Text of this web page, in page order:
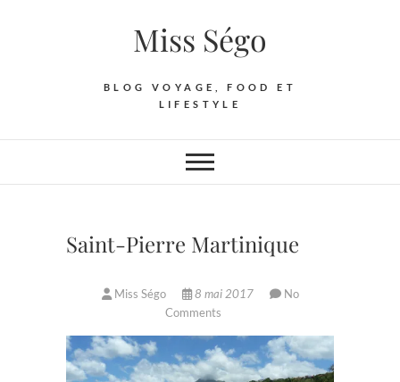
Miss Ségo
BLOG VOYAGE, FOOD ET
LIFESTYLE
Saint-Pierre Martinique
Miss Ségo 8 mai 2017
No
Comments